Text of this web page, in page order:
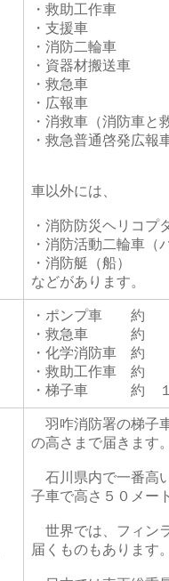
・救助工作車
・支援車
・消防二輪車
・資器材搬送車
・救急車
・広報車
・消救車（消防車と
・救急普通啓発広報
車以外には、
・消防防災ヘリコプ
・消防活動二輪車（
・消防艇（船）
などがあります。
・ポンプ車 約
・救急車 約
・化学消防車 約
・救助工作車 約
・梯子車 約 １
羽咋消防署の梯子
の高さまで届きます
石川県内で一番高
子車で高さ５０メー
世界では、フィン
届くものもあります